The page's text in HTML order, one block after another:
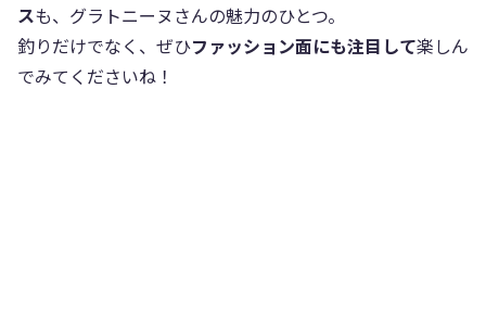
スも、グラトニーヌさんの魅力のひとつ。
釣りだけでなく、ぜひファッション面にも注目して楽しん
でみてくださいね！